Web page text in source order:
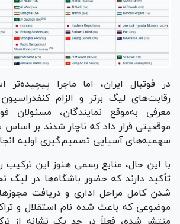
در فوتبال ایران، اما ماجرا
رقابت‌های لیگ برتر و الزام
معرفی به‌موقع نمایندگان، مسئولان
موقعیتی قرار داد که ناچار شدند بر اساس
سهمیه‌های آسیایی تصمیم‌گیری اولیه
با این حال، منابع رسمی هنوز این ترکیب
تأکید دارند که حضور باشگاه‌ها در لیگ
شدن کامل مراحل اداری و دریافت
موضوعی که باعث شده نام استقلال و